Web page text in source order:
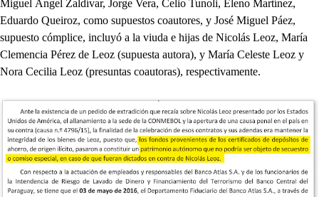
Miguel Ángel Zaldívar, Jorge Vera, Celio Tunoli, Eleno Martínez,
Eduardo Queiroz, como supuestos coautores, y José Miguel Páez,
supuesto cómplice, incluyó a la viuda e hijas de Nicolás Leoz, María
Clemencia Pérez de Leoz (supuesta autora), y María Celeste Leoz y
Nora Cecilia Leoz (presuntas coautoras), respectivamente.